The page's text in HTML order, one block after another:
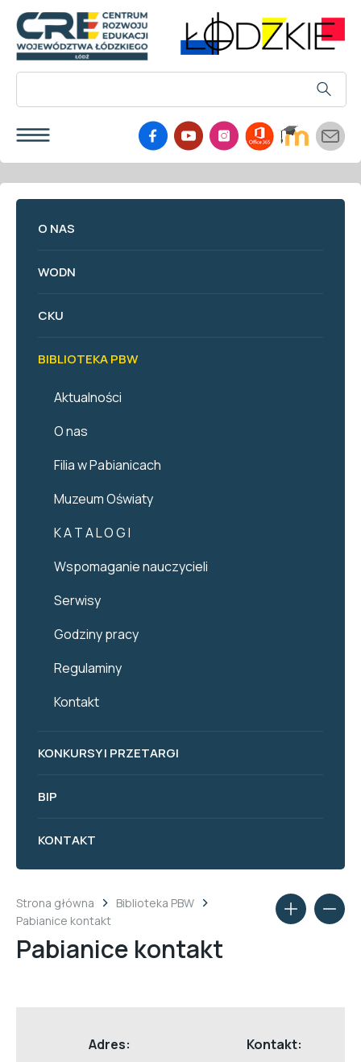
O NAS
WODN
CKU
BIBLIOTEKA PBW
Aktualności
O nas
Filia w Pabianicach
Muzeum Oświaty
K A T A L O G I
Wspomaganie nauczycieli
Serwisy
Godziny pracy
Regulaminy
Kontakt
KONKURSY I PRZETARGI
BIP
KONTAKT
Strona główna
Biblioteka PBW
Pabianice kontakt
Pabianice kontakt
Adres: Kontakt: